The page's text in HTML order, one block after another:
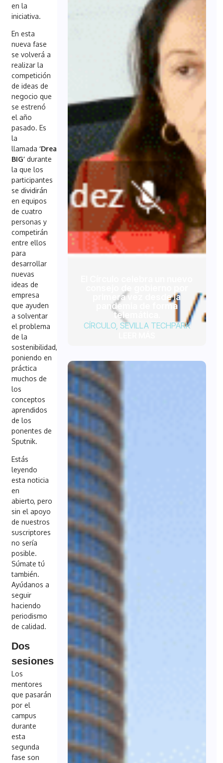
en la
iniciativa.
En esta
nueva fase
se volverá a
realizar la
competición
de ideas de
negocio que
se estrenó
el año
pasado. Es
la
llamada‘Dream
BIG’ durante
la que los
participantes
se dividirán
en equipos
de cuatro
personas y
competirán
entre ellos
para
desarrollar
nuevas
ideas de
empresa
que ayuden
a solventar
el problema
de la
sostenibilidad,
poniendo en
práctica
muchos de
los
conceptos
aprendidos
de los
ponentes de
Sputnik.
Estás
leyendo
esta noticia
en
abierto, pero
sin el apoyo
de nuestros
suscriptores
no sería
posible.
Súmate tú
también.
Ayúdanos a
seguir
haciendo
periodismo
de calidad.
Dos
sesiones
Los
mentores
que pasarán
por el
campus
durante
esta
segunda
fase son
primera vez desde la
pandemia de forma
telemática.
CÍRCULO, SEVILLA TECHPARK